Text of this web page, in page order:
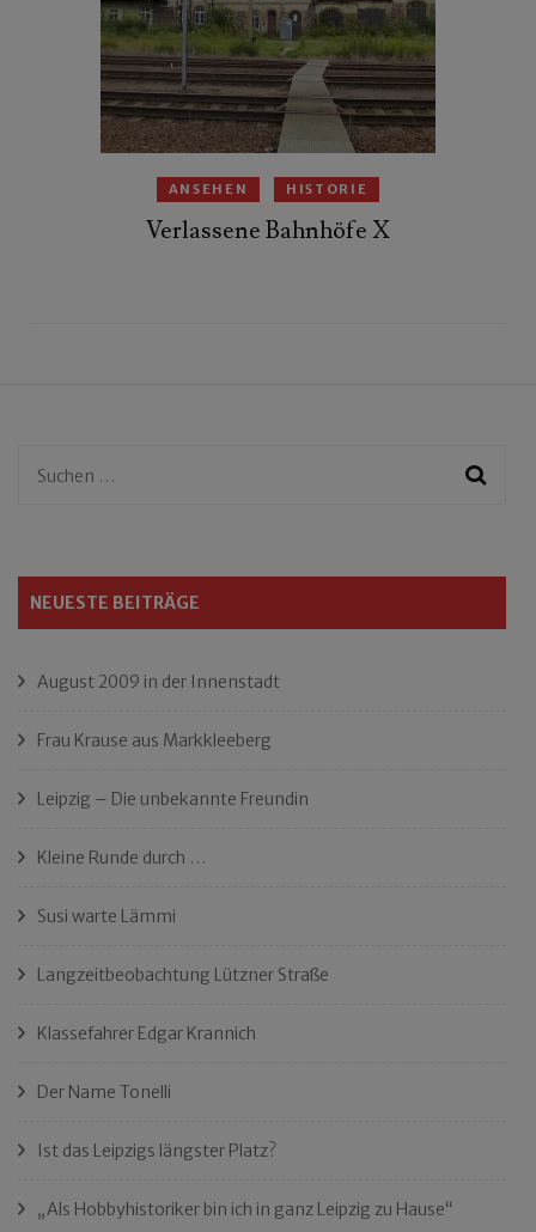
ANSEHEN HISTORIE
Verlassene Bahnhöfe X
Suchen
NEUESTE BEITRÄGE
August 2009 in der Innenstadt
Frau Krause aus Markkleeberg
Leipzig – Die unbekannte Freundin
Kleine Runde durch …
Susi warte Lämmi
Langzeitbeobachtung Lützner Straße
Klassefahrer Edgar Krannich
Der Name Tonelli
Ist das Leipzigs längster Platz?
„Als Hobbyhistoriker bin ich in ganz Leipzig zu Hause“